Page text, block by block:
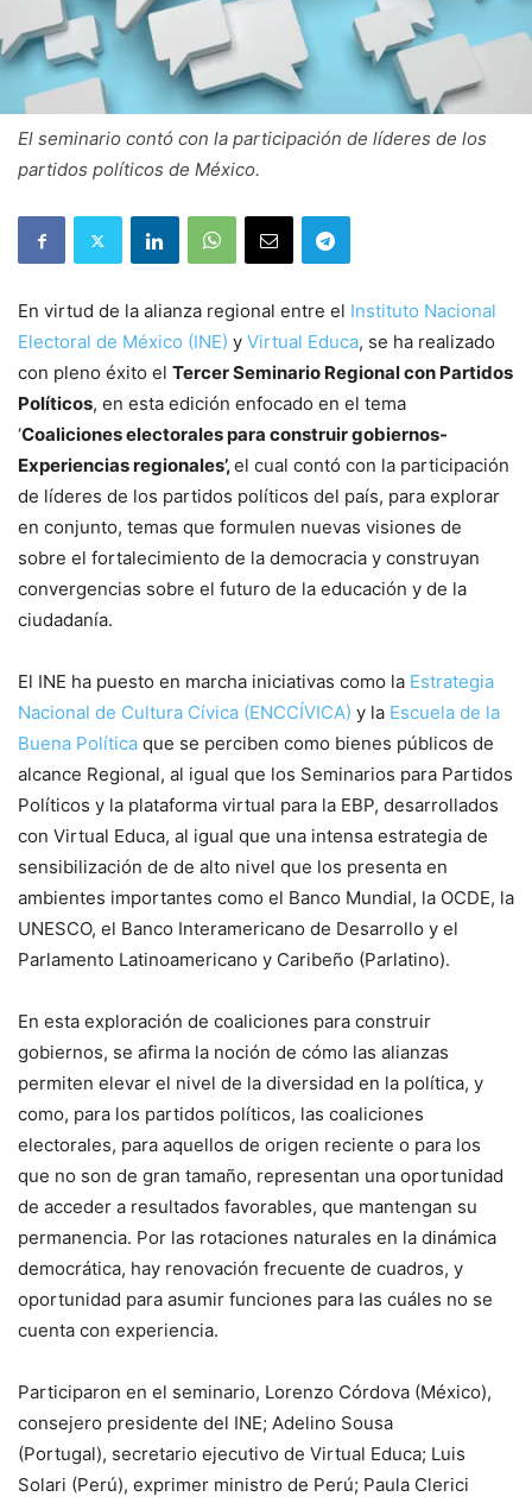
El seminario contó con la participación de líderes de los
partidos políticos de México.
En virtud de la alianza regional entre el Instituto Nacional
Electoral de México (INE) y Virtual Educa, se ha realizado
con pleno éxito el Tercer Seminario Regional con Partidos
Políticos, en esta edición enfocado en el tema
‘Coaliciones electorales para construir gobiernos-
Experiencias regionales’,el cual contó con la participación
de líderes de los partidos políticos del país, para explorar
en conjunto, temas que formulen nuevas visiones de
sobre el fortalecimiento de la democracia y construyan
convergencias sobre el futuro de la educación y de la
ciudadanía.
El INE ha puesto en marcha iniciativas como la Estrategia
Nacional de Cultura Cívica (ENCCÍVICA) y la Escuela de la
Buena Política que se perciben como bienes públicos de
alcance Regional, al igual que los Seminarios para Partidos
Políticos y la plataforma virtual para la EBP, desarrollados
con Virtual Educa, al igual que una intensa estrategia de
sensibilización de de alto nivel que los presenta en
ambientes importantes como el Banco Mundial, la OCDE, la
UNESCO, el Banco Interamericano de Desarrollo y el
Parlamento Latinoamericano y Caribeño (Parlatino).
En esta exploración de coaliciones para construir
gobiernos, se afirma la noción de cómo las alianzas
permiten elevar el nivel de la diversidad en la política, y
como, para los partidos políticos, las coaliciones
electorales, para aquellos de origen reciente o para los
que no son de gran tamaño, representan una oportunidad
de acceder a resultados favorables, que mantengan su
permanencia. Por las rotaciones naturales en la dinámica
democrática, hay renovación frecuente de cuadros, y
oportunidad para asumir funciones para las cuáles no se
cuenta con experiencia.
Participaron en el seminario, Lorenzo Córdova (México),
consejero presidente del INE; Adelino Sousa
(Portugal), secretario ejecutivo de Virtual Educa; Luis
Solari (Perú), exprimer ministro de Perú; Paula Clerici